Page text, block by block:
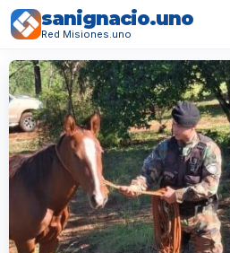
sanignacio.uno
Red Misiones.uno